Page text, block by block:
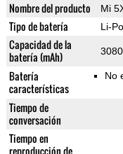
Nombre del producto Mi
Tipo de batería Li-
Capacidad de la
batería (mAh)
Batería
características
No
Tiempo de
conversación
Tiempo en
reproducción de